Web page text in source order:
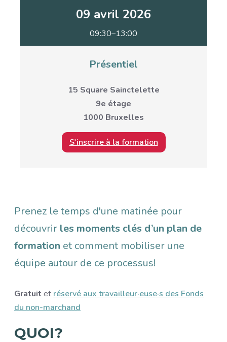
09 avril 2026
09:30–13:00
Présentiel
15 Square Sainctelette
9e étage
1000 Bruxelles
S'inscrire à la formation
Description
Prenez le temps d'une matinée pour
découvrir les moments clés d’un plan de
formation et comment mobiliser une
équipe autour de ce processus!
Gratuit et réservé aux travailleur·euse·s des Fonds
du non-marchand
QUOI?